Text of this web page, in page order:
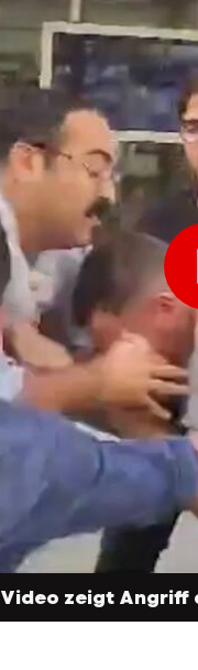
Video zeigt Angriff